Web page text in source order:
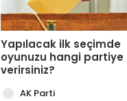
Yapılacak ilk seçimde
oyunuzu hangi partiye
verirsiniz?
AK Parti